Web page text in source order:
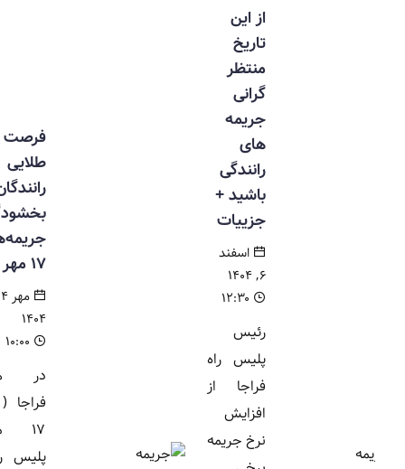
از این
تاریخ
منتظر
گرانی
جریمه
رانندگی
باشید +
جزییات
اسفند
رئیس
پلیس راه
فراجا از
افزایش
نرخ جریمه
فرصت
طلایی
رانندگان؛
بخشودگی
جریمه‌ها تا
مهر ۱۴,
در هفته
فراجا (۱۱ تا
۱۷ مهر)،
پلیس راهور